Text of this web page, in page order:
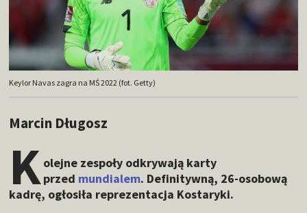
Keylor Navas zagra na MŚ 2022 (fot. Getty)
Marcin Długosz
Kolejne zespoły odkrywają karty
przed mundialem. Definitywną, 26-osobową
kadrę, ogłosiła reprezentacja Kostaryki.